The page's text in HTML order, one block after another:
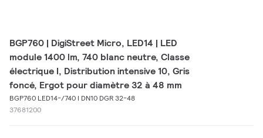
BGP760 | DigiStreet Micro, LED14 | LED
module 1400 lm, 740 blanc neutre, Classe
électrique I, Distribution intensive 10, Gris
foncé, Ergot pour diamètre 32 à 48 mm
BGP760 LED14-/740 I DN10 DGR 32-48
37681200